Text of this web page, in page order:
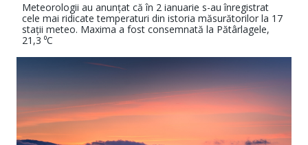
Meteorologii au anunțat că în 2 ianuarie s-au înregistrat
cele mai ridicate temperaturi din istoria măsurătorilor la 17
stații meteo. Maxima a fost consemnată la Pătârlagele,
21,3 ⁰C